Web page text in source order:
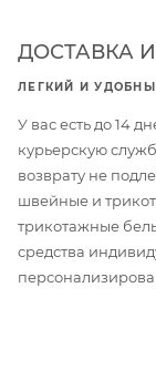
ДОСТАВКА
ЛЕГКИЙ И
У вас есть до 14
курьерскую
возврату не
швейные и
трикотажные
средства